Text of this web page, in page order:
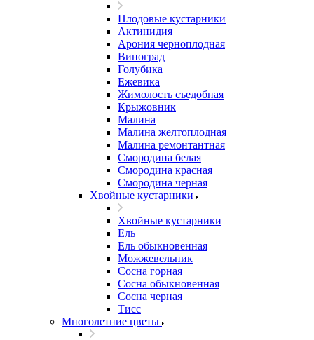
Плодовые кустарники
Актинидия
Арония черноплодная
Виноград
Голубика
Ежевика
Жимолость съедобная
Крыжовник
Малина
Малина желтоплодная
Малина ремонтантная
Смородина белая
Смородина красная
Смородина черная
Хвойные кустарники
Хвойные кустарники
Ель
Ель обыкновенная
Можжевельник
Сосна горная
Сосна обыкновенная
Сосна черная
Тисс
Многолетние цветы